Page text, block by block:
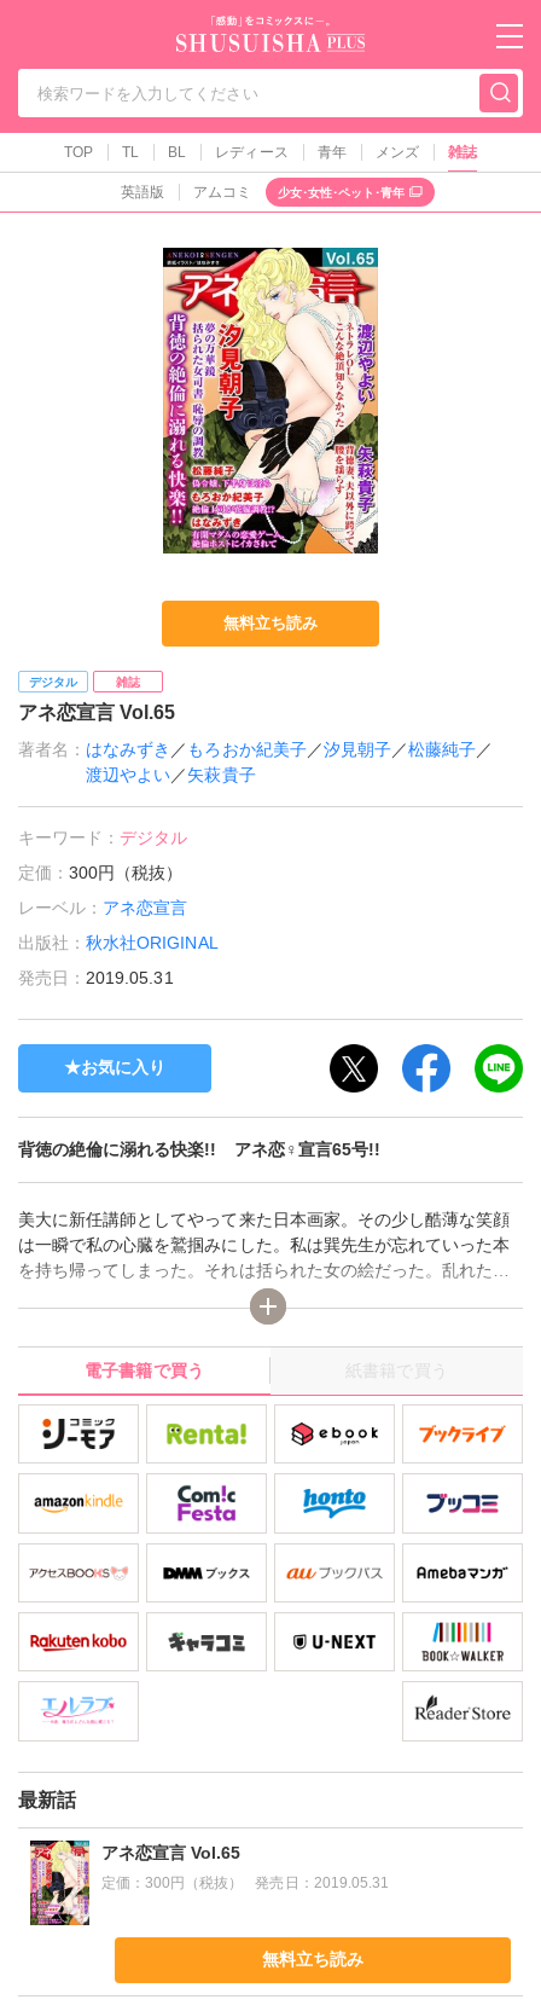
秋水社PLUS（テ
TOP TL BL レディース 青年 メンズ 雑誌
英語版 アムコミ 少女･女性･ペット･青年
無料立ち読み
デジタル 雑誌
アネ恋宣言 Vol.65
著者名： はなみずき ／ もろおか紀美子／汐見朝子／松藤純子／
渡辺やよい／矢萩貴子
キーワード：デジタル
定価：300円（税抜）
レーベル： アネ恋宣言
出版社：秋水社ORIGINAL
発売日： 2019.05.31
お気に入り
背徳の絶倫に溺れる快楽!! アネ恋♀宣言65号!!
美大に新任講師としてやって来た日本画家。その少し酷薄な笑顔
は一瞬で私の心臓を鷲掴みにした。私は巽先生が忘れていった本
を持ち帰ってしまった。それは括られた女の絵だった。乱れた和
服姿や裸体や下着。様々な女が括られている絵。後ろ手に縛られ
たもの。乳房をキリキリと縛り上げられたもの。竹で括られ大き
く足を広げられたもの。この女達はなんだか喜んでいるよう
な…。【夢の万華鏡 括られた女司書 恥辱の調教】ほか、淫靡な愛
と性の競演、デジタルレディースコミック アネ恋宣言！
電子書籍で買う 紙書籍で買う
最新話
アネ恋宣言 Vol.65
定価：300円（税抜） 発売日： 2019.05.31
無料立ち読み